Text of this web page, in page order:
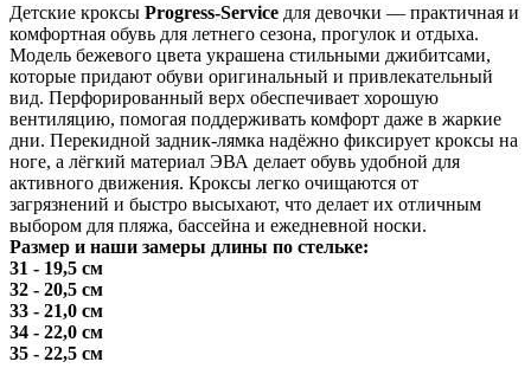
Детские кроксы Progress-Service для девочки — практичная и
комфортная обувь для летнего сезона, прогулок и отдыха.
Модель бежевого цвета украшена стильными джибитсами,
которые придают обуви оригинальный и привлекательный
вид. Перфорированный верх обеспечивает хорошую
вентиляцию, помогая поддерживать комфорт даже в жаркие
дни. Перекидной задник-лямка надёжно фиксирует кроксы на
ноге, а лёгкий материал ЭВА делает обувь удобной для
активного движения. Кроксы легко очищаются от
загрязнений и быстро высыхают, что делает их отличным
выбором для пляжа, бассейна и ежедневной носки.
Размер и наши замеры длины по стельке:
31 - 19,5 см
32 - 20,5 см
33 - 21,0 см
34 - 22,0 см
35 - 22,5 см